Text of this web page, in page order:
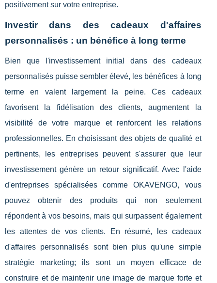
positivement sur votre entreprise.
Investir dans des cadeaux d'affaires
personnalisés : un bénéfice à long terme
Bien que l'investissement initial dans des cadeaux
personnalisés puisse sembler élevé, les bénéfices à long
terme en valent largement la peine. Ces cadeaux
favorisent la fidélisation des clients, augmentent la
visibilité de votre marque et renforcent les relations
professionnelles. En choisissant des objets de qualité et
pertinents, les entreprises peuvent s'assurer que leur
investissement génère un retour significatif. Avec l'aide
d'entreprises spécialisées comme OKAVENGO, vous
pouvez obtenir des produits qui non seulement
répondent à vos besoins, mais qui surpassent également
les attentes de vos clients. En résumé, les cadeaux
d'affaires personnalisés sont bien plus qu'une simple
stratégie marketing; ils sont un moyen efficace de
construire et de maintenir une image de marque forte et